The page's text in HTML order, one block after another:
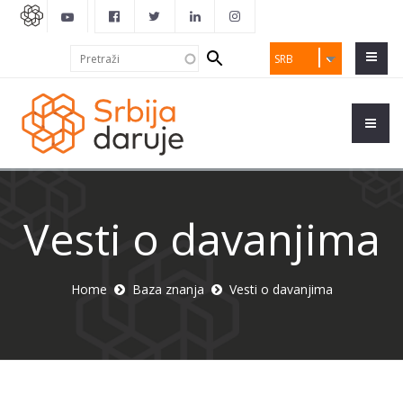
SRB
Search
form
Vesti o davanjima
Home Baza znanja Vesti o davanjima